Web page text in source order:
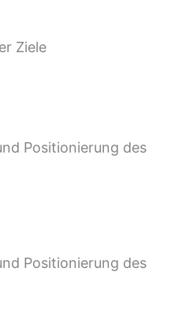
Ziele
Positionierung des
Positionierung des